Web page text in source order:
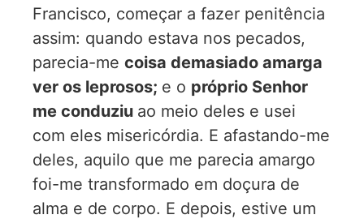
Francisco, começar a fazer penitência
assim: quando estava nos pecados,
parecia-me coisa demasiado amarga
ver os leprosos; e o próprio Senhor
me conduziu ao meio deles e usei
com eles misericórdia. E afastando-me
deles, aquilo que me parecia amargo
foi-me transformado em doçura de
alma e de corpo. E depois, estive um